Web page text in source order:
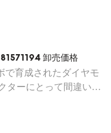
卸売価格
で育成されたダイヤモ
ターにとって間違いな